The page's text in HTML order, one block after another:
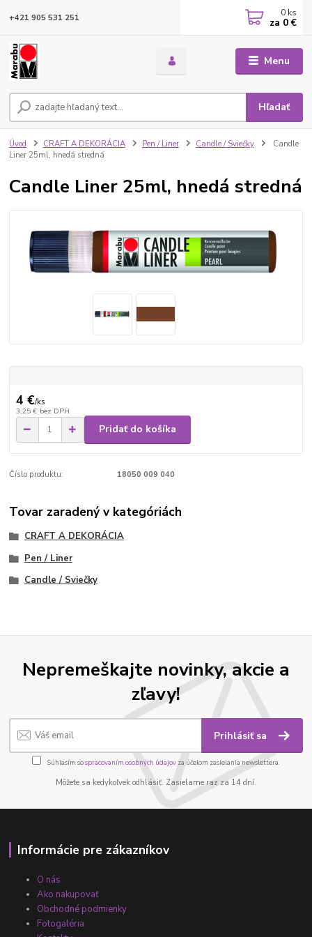
Menu
Hľadať
+421 905 531 251 0 ks
za 0 €
Úvod CRAFT A DEKORÁCIA Pen / Liner Candle / Sviečky
Candle
Liner 25ml, hnedá stredná
Candle Liner 25ml, hnedá stredná
4 €/ks
3,25 € bez DPH
Pridať do košíka
Číslo produktu: 18050 009 040
Tovar zaradený v kategóriách
CRAFT A DEKORÁCIA
Pen / Liner
Candle / Sviečky
Nepremeškajte novinky, akcie a
zľavy!
Prihlásiť sa
Súhlasím sospracovaním osobných údajov za účelom zasielania newslettera.
Môžete sa kedykoľvek odhlásiť. Zasielame raz za 14 dní.
Informácie pre zákazníkov
O nás
Ako nakupovať
Obchodné podmienky
Fotogaléria